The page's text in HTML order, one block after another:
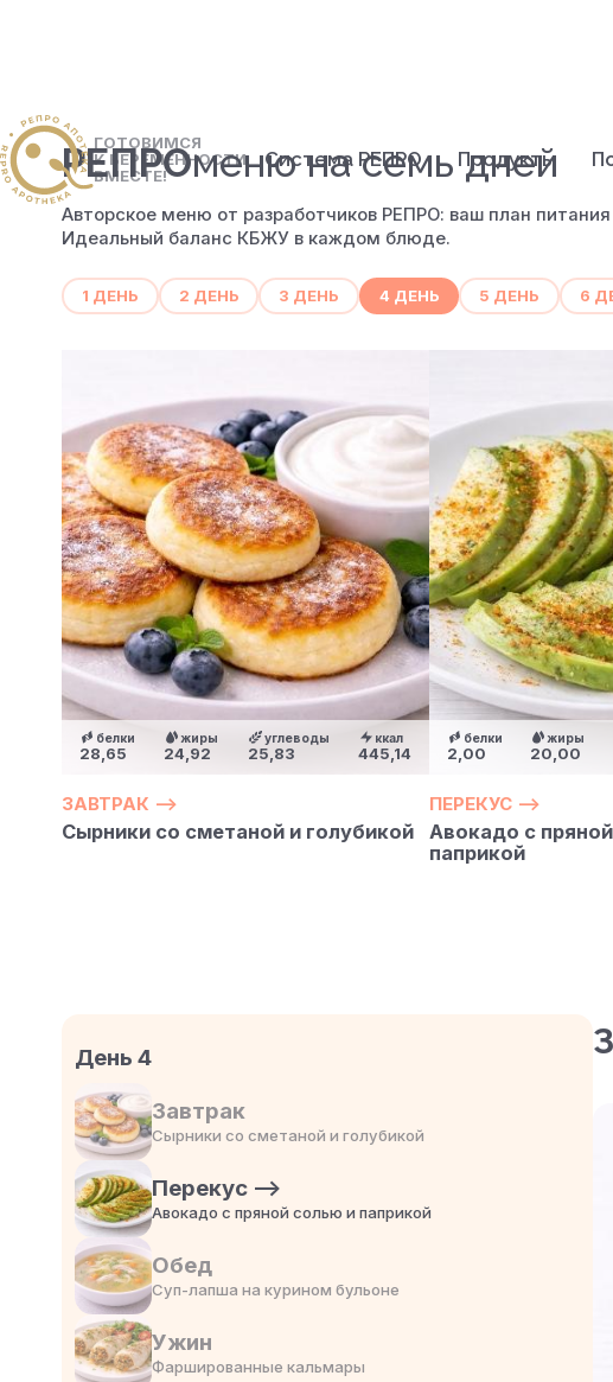
ГОТОВИМСЯ
К БЕРЕМЕННОСТИ
ВМЕСТЕ!
Система РЕПРО Продукты
РЕПРОменюна семь дней
Авторское меню от разработчиков РЕПРО: ваш план
Идеальный баланс КБЖУ в каждом блюде.
1 ДЕНЬ 2 ДЕНЬ 3 ДЕНЬ 4 ДЕНЬ 5 ДЕНЬ 6
белки
28,65
жиры
24,92
углеводы
25,83
ккал
445,14
ЗАВТРАК —>
Сырники со сметаной и голубикой
белки
2,00
жиры
20,00
ПЕРЕКУС —>
Авокадо с
паприкой
День 4
Завтрак
Сырники со сметаной и голубикой
Перекус
Авокадо с пряной солью и паприкой
Обед
Суп-лапша на курином бульоне
Ужин
Фаршированные кальмары